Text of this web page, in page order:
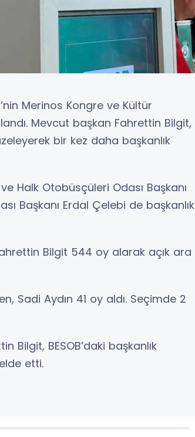
Merinos Kongre ve Kültür
Mevcut başkan Fahrettin Bilgit,
bir kez daha başkanlık
Halk Otobüsçüleri Odası Başkanı
Başkanı Erdal Çelebi de başkanlık
Bilgit 544 oy alarak açık ara
Sadi Aydın 41 oy aldı. Seçimde 2
BESOB’daki başkanlık
etti.